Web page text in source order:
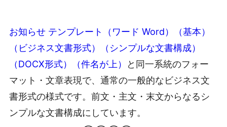
お知らせ テンプレート（ワード Word）（基本）
（ビジネス文書形式）（シンプルな文書構成）
（DOCX形式）（件名が上）
と同一系統のフォー
マット・文章表現で、通常の一般的なビジネス文
書形式の様式です。前文・主文・末文からなるシ
ンプルな文書構成にしています。